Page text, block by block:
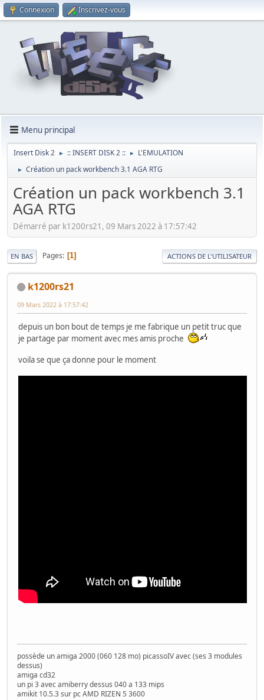
Connexion Inscrivez-vous
Menu principal
Insert Disk 2 ► :: INSERT DISK 2 :: ► L'EMULATION
► Création un pack workbench 3.1 AGA RTG
Création un pack workbench 3.1
AGA RTG
Démarré par k1200rs21, 09 Mars 2022 à 17:57:42
EN BAS Pages 1 ACTIONS DE L'UTILISATEUR
k1200rs21
09 Mars 2022 à 17:57:42
depuis un bon bout de temps je me fabrique un petit truc que
je partage par moment avec mes amis proche
voila se que ça donne pour le moment
possède un amiga 2000 (060 128 mo) picassoIV avec (ses 3 modules
dessus)
amiga cd32
un pi 3 avec amiberry dessus 040 a 133 mips
amikit 10.5.3 sur pc AMD RIZEN 5 3600